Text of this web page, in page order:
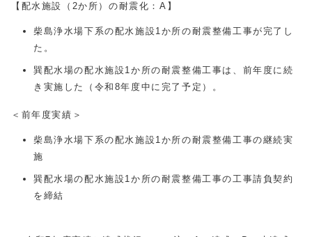
【配水施設（2か所）の耐震化：A】
柴島浄水場下系の配水施設1か所の耐震整備工事が完了し
た。
巽配水場の配水施設1か所の耐震整備工事は、前年度に続
き実施した（令和8年度中に完了予定）。
＜前年度実績＞
柴島浄水場下系の配水施設1か所の耐震整備工事の継続実
施
巽配水場の配水施設1か所の耐震整備工事の工事請負契約
を締結